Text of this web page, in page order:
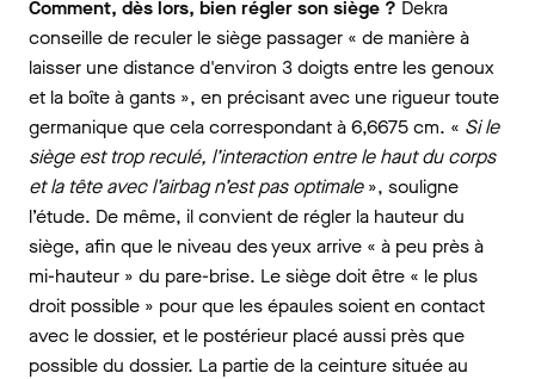
Comment, dès lors, bien régler son siège ? Dekra
conseille de reculer le siège passager « de manière à
laisser une distance d'environ 3 doigts entre les genoux
et la boîte à gants », en précisant avec une rigueur toute
germanique que cela correspondant à 6,6675 cm. « Si le
siège est trop reculé, l’interaction entre le haut du corps
et la tête avec l’airbag n’est pas optimale», souligne
l’étude. De même, il convient de régler la hauteur du
siège, afin que le niveau des yeux arrive « à peu près à
mi-hauteur » du pare-brise. Le siège doit être « le plus
droit possible » pour que les épaules soient en contact
avec le dossier, et le postérieur placé aussi près que
possible du dossier. La partie de la ceinture située au